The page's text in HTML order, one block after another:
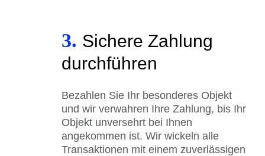
3. Sichere Zahlung
durchführen
Bezahlen Sie Ihr besonderes Objekt
und wir verwahren Ihre Zahlung, bis Ihr
Objekt unversehrt bei Ihnen
angekommen ist. Wir wickeln alle
Transaktionen mit einem zuverlässigen